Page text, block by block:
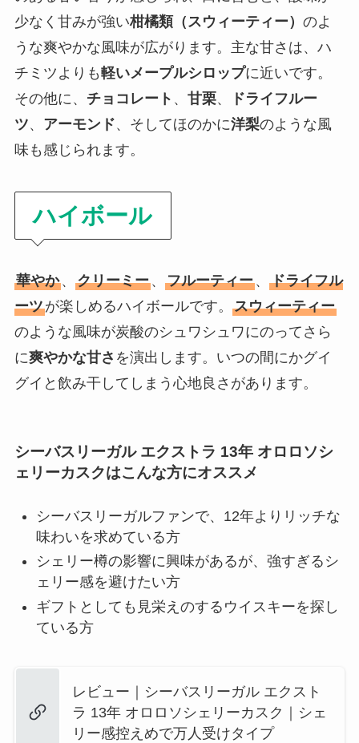
少なく甘みが強い柑橘類（スウィーティー） のよ
うな爽やかな風味が広がります。主な甘さは、ハ
チミツよりも軽いメープルシロップに近いです。
その他に、 チョコレート 、 甘栗、
ドライフルー
ツ、 アーモンド、そしてほのかに洋梨のような風
味も感じられます。
ハイボール
華やか、 クリーミー、 フルーティー、 ドライフル
ーツが楽しめるハイボールです。 スウィーティー
のような風味が炭酸のシュワシュワにのってさら
に爽やかな甘さ を演出します。いつの間にかグイ
グイと飲み干してしまう心地良さがあります。
シーバスリーガル エクストラ 13年 オロロソシ
ェリーカスクはこんな方にオススメ
シーバスリーガルファンで、12年よりリッチな
味わいを求めている方
シェリー樽の影響に興味があるが、強すぎるシ
ェリー感を避けたい方
ギフトとしても見栄えのするウイスキーを探し
ている方
レビュー｜シーバスリーガル エクスト
ラ 13年 オロロソシェリーカスク｜シェ
リー感控えめで万人受けタイプ